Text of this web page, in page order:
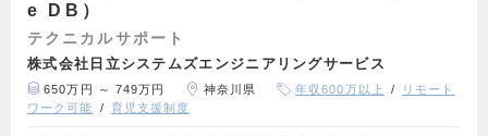
e DB）
テクニカルサポート
株式会社日立システムズエンジニアリングサービス
650万円 ～ 749万円 神奈川県 年収600万以上
リモート
ワーク可能
育児支援制度